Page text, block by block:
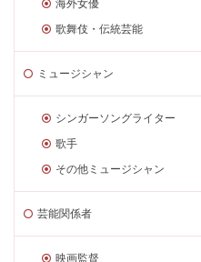
海外女優
歌舞伎・伝統芸能
ミュージシャン
シンガーソングライター
歌手
その他ミュージシャン
芸能関係者
映画監督